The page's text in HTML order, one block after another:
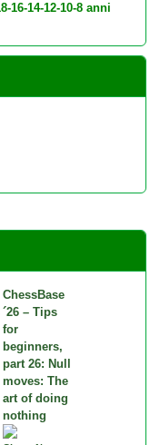
16-14-12-10-8 anni
ChessBase
´26 – Tips
for
beginners,
part 26: Null
moves: The
art of doing
nothing